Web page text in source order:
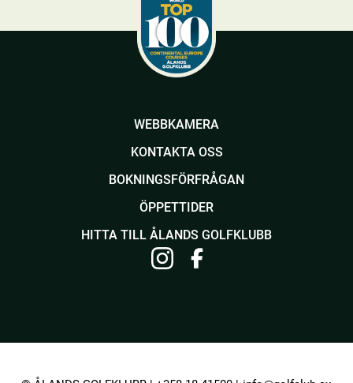
WEBBKAMERA
KONTAKTA OSS
BOKNINGSFÖRFRÅGAN
ÖPPETTIDER
HITTA TILL ÅLANDS GOLFKLUBB